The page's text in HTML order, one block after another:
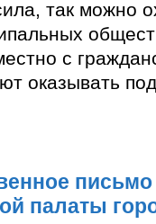
так можно
с
оказывать
письмо
палаты